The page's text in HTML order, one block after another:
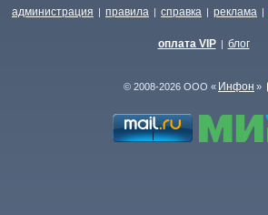
администрация | правила | справка | реклама |
оплата VIP | блог
© 2008-2026 ООО « Инфон »